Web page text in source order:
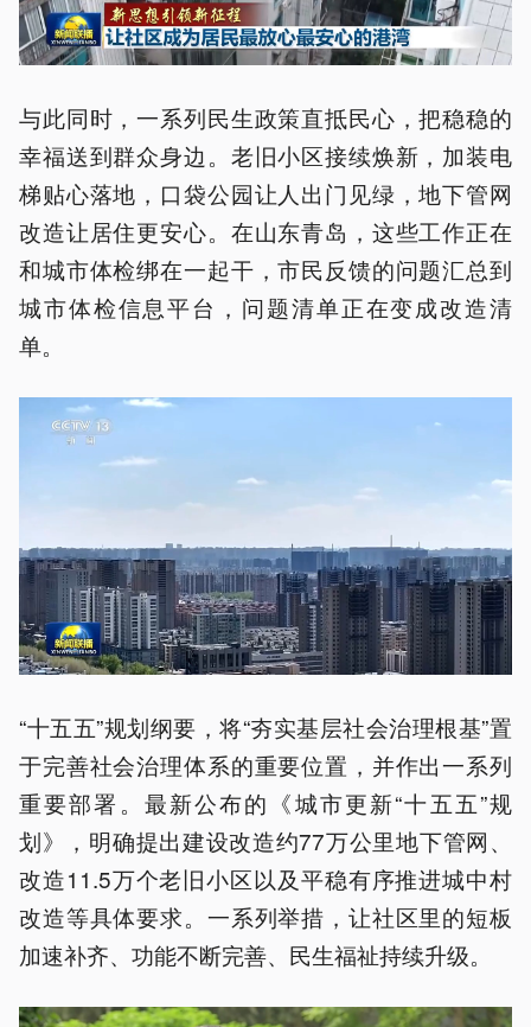
与此同时，一系列民生政策直抵民心，把稳稳的
幸福送到群众身边。老旧小区接续焕新，加装电
梯贴心落地，口袋公园让人出门见绿，地下管网
改造让居住更安心。在山东青岛，这些工作正在
和城市体检绑在一起干，市民反馈的问题汇总到
城市体检信息平台，问题清单正在变成改造清
单。
“十五五”规划纲要，将“夯实基层社会治理根基”置
于完善社会治理体系的重要位置，并作出一系列
重要部署。最新公布的《城市更新“十五五”规
划》，明确提出建设改造约77万公里地下管网、
改造11.5万个老旧小区以及平稳有序推进城中村
改造等具体要求。一系列举措，让社区里的短板
加速补齐、功能不断完善、民生福祉持续升级。